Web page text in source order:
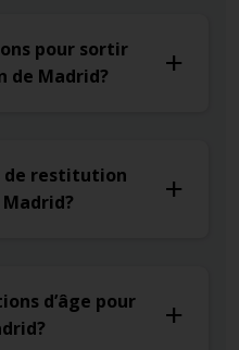
pour sortir
de Madrid?
de restitution
d’âge pour